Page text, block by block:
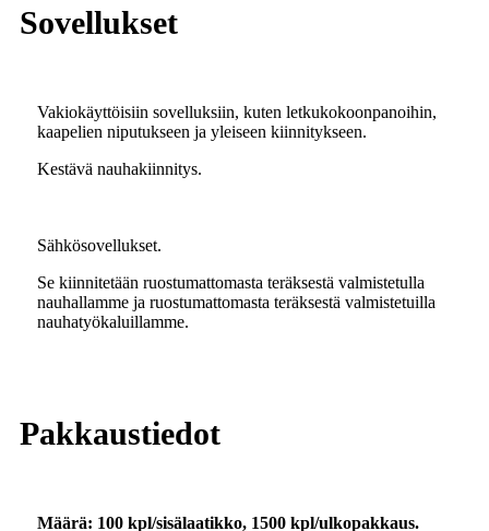
Sovellukset
Vakiokäyttöisiin sovelluksiin, kuten letkukokoonpanoihin,
kaapelien niputukseen ja yleiseen kiinnitykseen.
Kestävä nauhakiinnitys.
Sähkösovellukset.
Se kiinnitetään ruostumattomasta teräksestä valmistetulla
nauhallamme ja ruostumattomasta teräksestä valmistetuilla
nauhatyökaluillamme.
Pakkaustiedot
Määrä: 100 kpl/sisälaatikko, 1500 kpl/ulkopakkaus.